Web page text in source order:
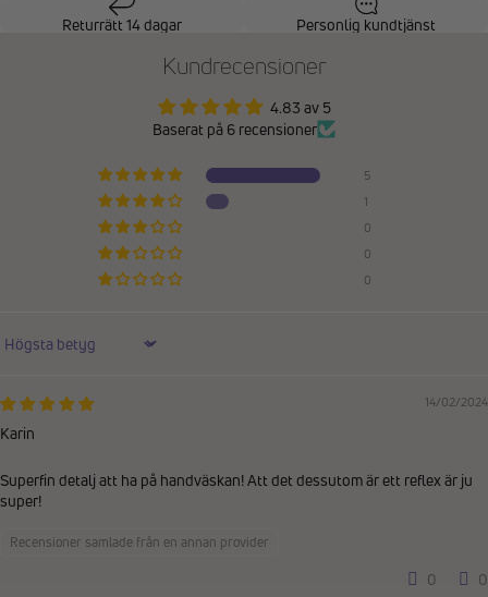
Returrätt 14 dagar Personlig kundtjänst
Kundrecensioner
4.83 av 5
Baserat på 6 recensioner
5
1
0
0
0
Sort by
14/02/2024
Karin
Superfin detalj att ha på handväskan! Att det dessutom är ett reflex är ju
super!
Recensioner samlade från en annan provider
0 0